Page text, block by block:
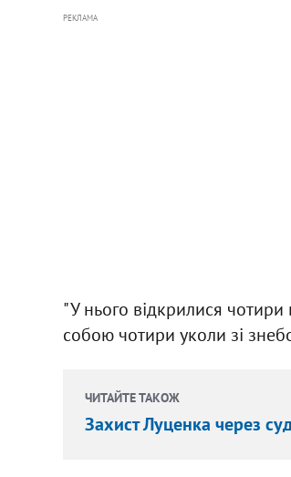
РЕКЛАМА
"У нього відкрилися
собою чотири уколи зі
ЧИТАЙТЕ ТАКОЖ
Захист Луценка через